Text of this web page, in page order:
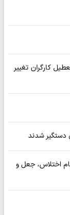
کارگران تغییر
اتهام اختلاس، جعل و